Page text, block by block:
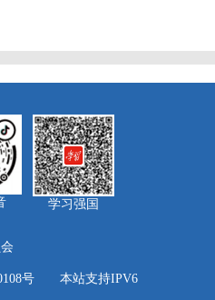
学习强国
号 本站支持IPV6